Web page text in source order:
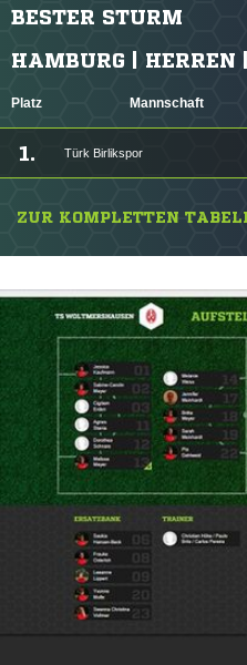
BESTER STURM
HAMBURG |
Platz Mannschaft
1. Türk Birlikspor
ZUR KOMPLETTEN